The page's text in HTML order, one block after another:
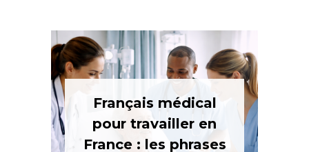
Français médical
pour travailler en
France : les phrases